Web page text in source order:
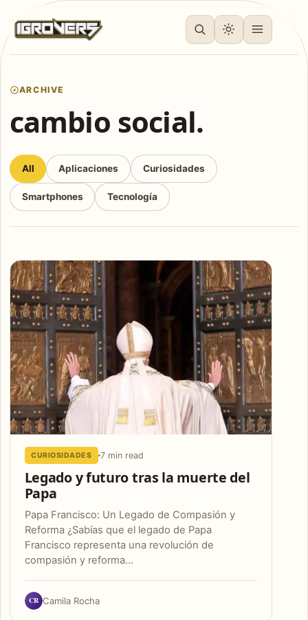
ARCHIVE
cambio social.
All Aplicaciones Curiosidades
Smartphones Tecnología
Articles
CURIOSIDADES 7 min read
Legado y futuro tras la muerte del
Papa
Papa Francisco: Un Legado de Compasión y
Reforma ¿Sabías que el legado de Papa
Francisco representa una revolución de
compasión y reforma…
CR Camila Rocha